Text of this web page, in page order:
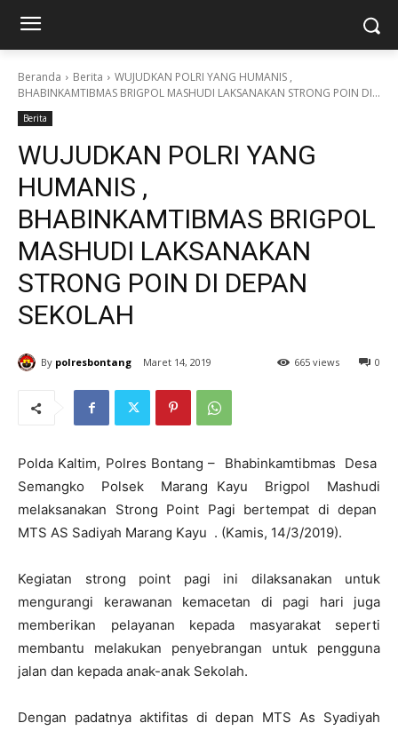
Beranda Berita
WUJUDKAN POLRI YANG HUMANIS ,
BHABINKAMTIBMAS BRIGPOL MASHUDI LAKSANAKAN STRONG POIN DI...
Berita
WUJUDKAN POLRI YANG
HUMANIS ,
BHABINKAMTIBMAS BRIGPOL
MASHUDI LAKSANAKAN
STRONG POIN DI DEPAN
SEKOLAH
By polresbontang Maret 14, 2019 0
665 views
Polda Kaltim, Polres Bontang – Bhabinkamtibmas Desa
Semangko Polsek Marang Kayu Brigpol Mashudi
melaksanakan Strong Point Pagi bertempat di depan
MTS AS Sadiyah Marang Kayu . (Kamis, 14/3/2019).
Kegiatan strong point pagi ini dilaksanakan untuk
mengurangi kerawanan kemacetan di pagi hari juga
memberikan pelayanan kepada masyarakat seperti
membantu melakukan penyebrangan untuk pengguna
jalan dan kepada anak-anak Sekolah.
Dengan padatnya aktifitas di depan MTS As Syadiyah